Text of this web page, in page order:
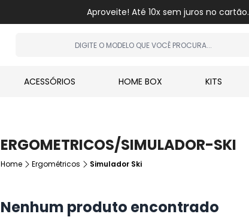
Aproveite! Até 10x sem juros no cartão.
ACESSÓRIOS HOME BOX KITS
ERGOMETRICOS/SIMULADOR-SKI
Home Ergométricos Simulador Ski
Nenhum produto encontrado